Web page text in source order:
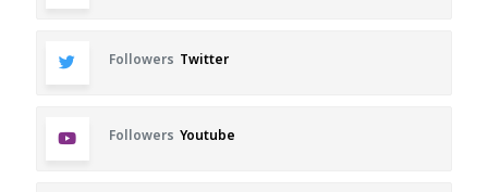
Followers Twitter
Followers Youtube